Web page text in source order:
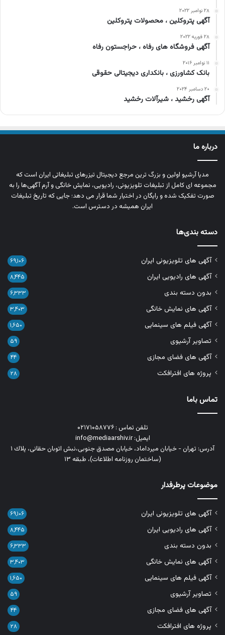
۲۸ نوامبر ۲۰۲۲
آگهی پتروکلین ، محصولات پتروکلین
۲۸ فوریه ۲۰۲۲
آگهی فروشگاه های رفاه ، حراجستون رفاه
۱۱ نوامبر ۲۰۱۶
بانک کشاورزی ، بانکداری دیجیتالی حقوقی
۲۰ دسامبر ۲۰۲۴
آگهی رخشید ، شیرآلات رخشید
درباره ما
مدیا آرشیو اولین و بزرگ‌ ترین مرجع دیجیتال تیزرهای تبلیغاتی ایران است که
مجموعه‌ ای کامل از تبلیغات تلویزیونی، رادیویی، نمایش خانگی و آرم‌ آگهی‌ها را به‌
صورت تفکیک‌ شده و رایگان در اختیار شما قرار می‌ دهد؛ جایی که تاریخ تبلیغات
ایران همیشه در دسترس است.
دسته بندی‌ها
آگهی های تلویزیونی ایران ۶۹,۱۰۶
آگهی های رادیویی ایران ۸,۴۴۵
بدون دسته بندی ۶,۳۳۳
آگهی های نمایش خانگی ۳,۴۰۳
آگهی فیلم های سینمایی ۱,۶۵۰
تصاویر آرشیوی ۵۹
آگهی های فضای مجازی ۴۴
پروژه های افترافکت ۲۸
تماس باما
تلفن تماس : ۰۲۱۷۱۰۵۸۷۷۶
ایمیل: info@mediaarshiv.ir
آدرس: تهران - خیابان میرداماد، خیابان مصدق جنوبی،نبش اتوبان حقانی، پلاك ١
(ساختمان روزنامه اطلاعات)، طبقه ۱۳
موضوعات پرطرفدار
آگهی های تلویزیونی ایران ۶۹,۱۰۶
آگهی های رادیویی ایران ۸,۴۴۵
بدون دسته بندی ۶,۳۳۳
آگهی های نمایش خانگی ۳,۴۰۳
آگهی فیلم های سینمایی ۱,۶۵۰
تصاویر آرشیوی ۵۹
آگهی های فضای مجازی ۴۴
پروژه های افترافکت ۲۸